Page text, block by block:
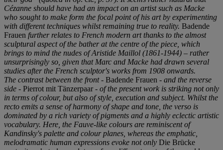
Cézanne should have had an impact on an artist such as Macke
who sought to make form the focal point of his art by experimenting
with different techniques whilst remaining true to reality. Badende
Frauen further relates to French modern art thanks to the almost
sculptural aspect of the bather at the centre of the piece, which
brings to mind the nudes of Aristide Maillol (1861-1944) – rather
unsurprisingly so, given that Marc and Macke had drawn several
studies after the French sculptor's works from 1908 onwards.
The contrast between the front - Badende Frauen - and the reverse
side - Pierrot mit Tänzerpaar- of the present work is striking not only
in terms of colour, but also of style, execution and subject. Whilst the
recto emits a sense of harmony of shape and tone, the verso is
dominated by a rich variety of pigments and a highly eclectic artistic
vocabulary. Here, the Fauve-like colours are reminiscent of
Kandinsky's palette and colour planes, whereas the emphatic,
melodramatic human expressions evoke not only Die Brücke